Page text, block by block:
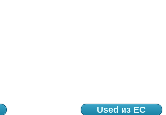
Used из ЕС